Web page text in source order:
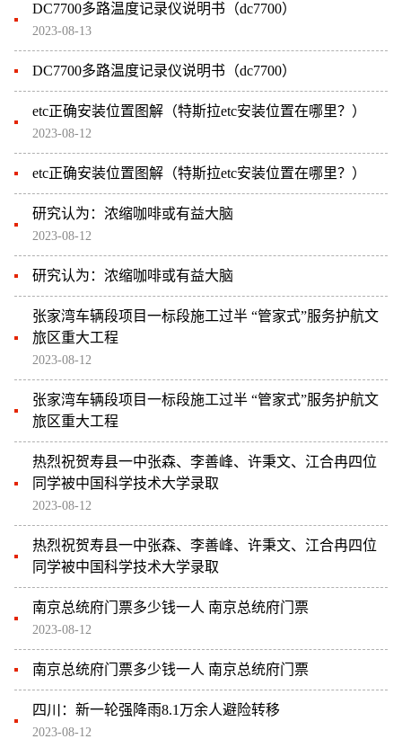
DC7700多路温度记录仪说明书（dc7700）
2023-08-13
DC7700多路温度记录仪说明书（dc7700）
etc正确安装位置图解（特斯拉etc安装位置在哪里？）
2023-08-12
etc正确安装位置图解（特斯拉etc安装位置在哪里？）
研究认为：浓缩咖啡或有益大脑
2023-08-12
研究认为：浓缩咖啡或有益大脑
张家湾车辆段项目一标段施工过半 “管家式”服务护航文
旅区重大工程
2023-08-12
张家湾车辆段项目一标段施工过半 “管家式”服务护航文
旅区重大工程
热烈祝贺寿县一中张森、李善峰、许秉文、江合冉四位
同学被中国科学技术大学录取
2023-08-12
热烈祝贺寿县一中张森、李善峰、许秉文、江合冉四位
同学被中国科学技术大学录取
南京总统府门票多少钱一人 南京总统府门票
2023-08-12
南京总统府门票多少钱一人 南京总统府门票
四川：新一轮强降雨8.1万余人避险转移
2023-08-12